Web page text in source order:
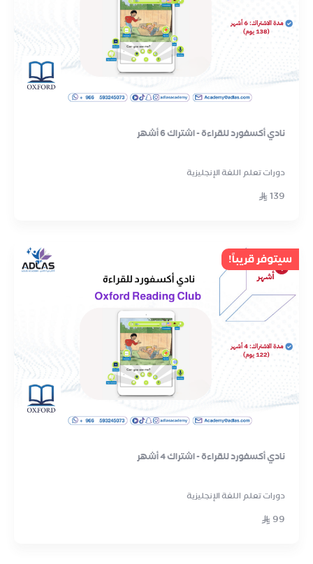
نادي أكسفورد للقراءة - اشتراك 6 أشهر
دورات تعلم اللغة الإنجليزية
139
سيتوفر قريباً!
نادي أكسفورد للقراءة - اشتراك 4 أشهر
دورات تعلم اللغة الإنجليزية
99